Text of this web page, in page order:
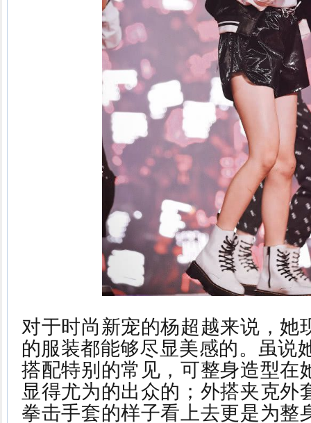
对于时尚新宠的杨超越来说，她
的服装都能够尽显美感的。虽说
搭配特别的常见，可整身造型在
显得尤为的出众的；外搭夹克外
拳击手套的样子看上去更是为整